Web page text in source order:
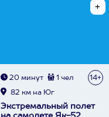
20 минут 1 чел 14+
82 км на Юг
Экстремальный полет